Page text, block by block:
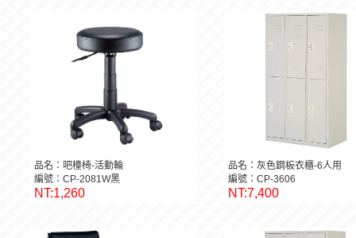
品名：吧檯椅-活動輪
編號：CP-2081W黑
NT:1,260
品名：灰色鋼板衣櫃-6人用
編號：CP-3606
NT:7,400